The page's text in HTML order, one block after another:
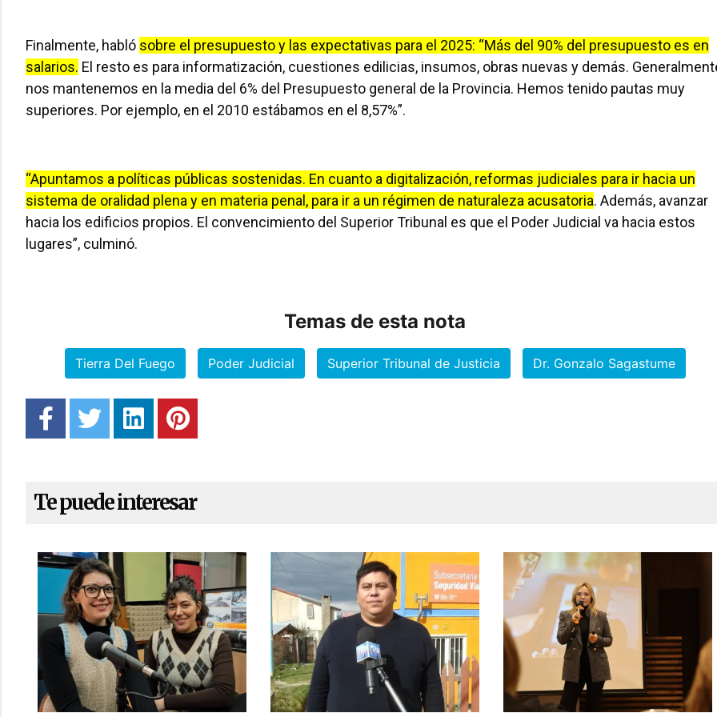
Finalmente, habló sobre el presupuesto y las expectativas para el 2025: “Más del 90% del presupuesto es en
salarios. El resto es para informatización, cuestiones edilicias, insumos, obras nuevas y demás.
nos mantenemos en la media del 6% del Presupuesto general de la Provincia. Hemos tenido pautas muy
superiores. Por ejemplo, en el 2010 estábamos en el 8,57%”.
“Apuntamos a políticas públicas sostenidas. En cuanto a digitalización, reformas judiciales para ir hacia un
sistema de oralidad plena y en materia penal, para ir a un régimen de naturaleza acusatoria. Además, avanzar
hacia los edificios propios. El convencimiento del Superior Tribunal es que el Poder Judicial va hacia estos
lugares”, culminó.
Temas de esta nota
Tierra Del Fuego Poder Judicial Superior Tribunal de Justicia Dr. Gonzalo Sagastume
Te puede interesar